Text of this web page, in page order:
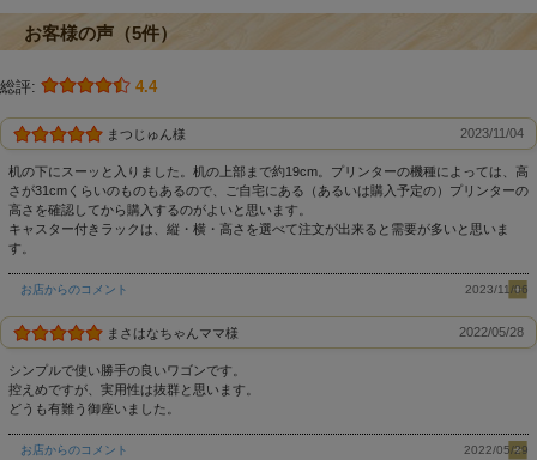
幅45cm
奥行36cm
素材
国産ひのき無垢材[節多め]
塗料
天然ナチュラルオイル
（亜麻仁油 / 大豆油 / ヒマシ油 / ヒマワ
リ油）
お客様の声（5件）
総評: 4.4
まつじゅん様 2023/11/04
机の下にスーッと入りました。机の上部まで約19cm。プリンターの機種によっては、高
さが31cmくらいのものもあるので、ご自宅にある（あるいは購入予定の）プリンターの
高さを確認してから購入するのがよいと思います。
キャスター付きラックは、縦・横・高さを選べて注文が出来ると需要が多いと思いま
す。
お店からのコメント 2023/11/06
まさはなちゃんママ様 2022/05/28
シンプルで使い勝手の良いワゴンです。
控えめですが、実用性は抜群と思います。
どうも有難う御座いました。
お店からのコメント 2022/05/29